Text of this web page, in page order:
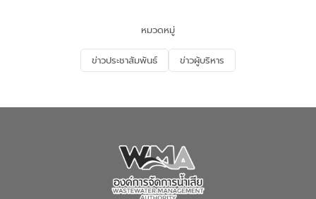
จัดการน้ำเสียและสร้างจิตสำนึกในการ
อนุรักษ์สิ่งแวดล้อม ในหัวข้อ “น้ำเสียชุมชน
และการบำบัดน้ำเสียเบื้องต้น” โดยให้ความรู้
เกี่ยวกับสาเหตุและผลกระทบของน้ำเสีย
ณ เทศบาลตำบลบางเลน จังหวัดนครปฐม
หมวดหมู่
ข่าวประชาสัมพันธ์ ข่าวผู้บริหาร